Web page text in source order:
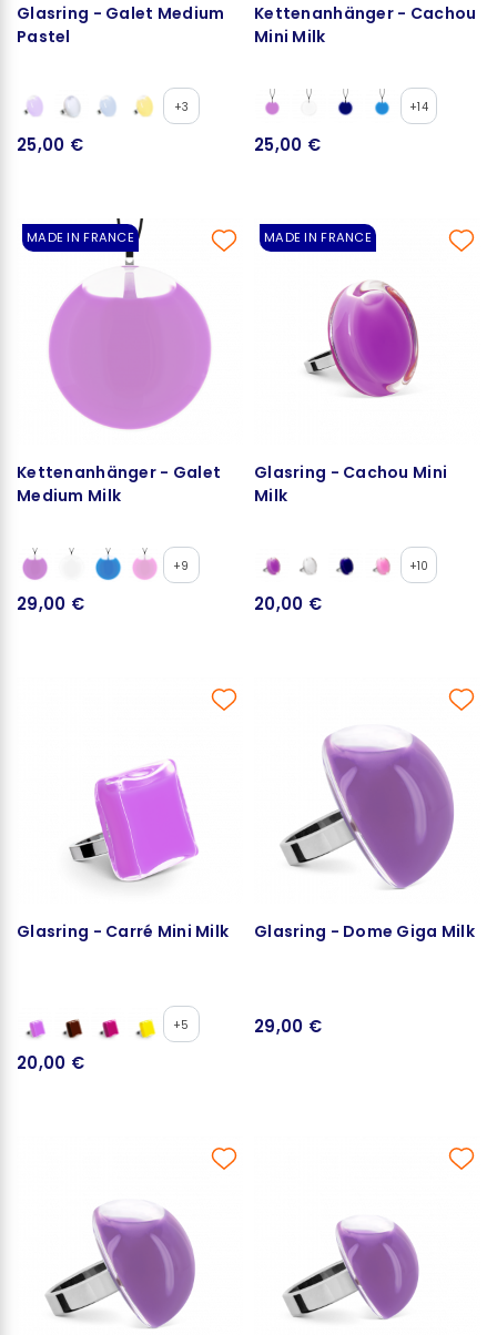
Glasring - Galet Medium
Pastel
+3
25,00 €
Kettenanhänger - Cachou
Mini Milk
+14
25,00 €
MADE IN FRANCE
Kettenanhänger - Galet
Medium Milk
+9
29,00 €
MADE IN FRANCE
Glasring - Cachou Mini
Milk
+10
20,00 €
Glasring - Carré Mini Milk
+5
20,00 €
Glasring - Dome Giga Milk
29,00 €